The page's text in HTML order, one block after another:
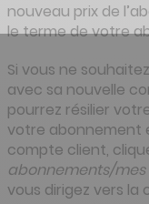
nouveau prix de
le terme de votre
Si vous ne
avec sa nouvelle
pourrez résilier
votre abonnement
compte client,
abonnements/
vous dirigez vers la